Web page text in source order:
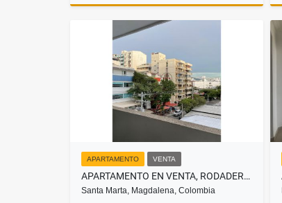
APARTAMENTO VENTA
APARTAMENTO EN VENTA, RODADERO, SANTA MARTA
Santa Marta, Magdalena, Colombia